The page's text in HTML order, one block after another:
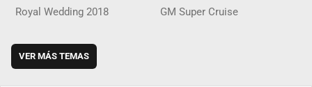
Royal Wedding 2018 GM Super Cruise
VER MÁS TEMAS